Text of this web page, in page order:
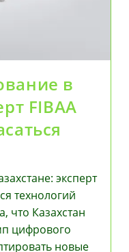
в
FIBAA
эксперт
технологий
что Казахстан
цифрового
новые